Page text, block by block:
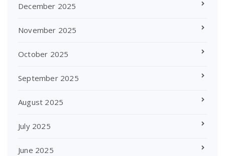
December 2025
November 2025
October 2025
September 2025
August 2025
July 2025
June 2025